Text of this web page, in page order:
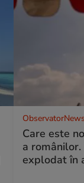
Care este
a
explodat în